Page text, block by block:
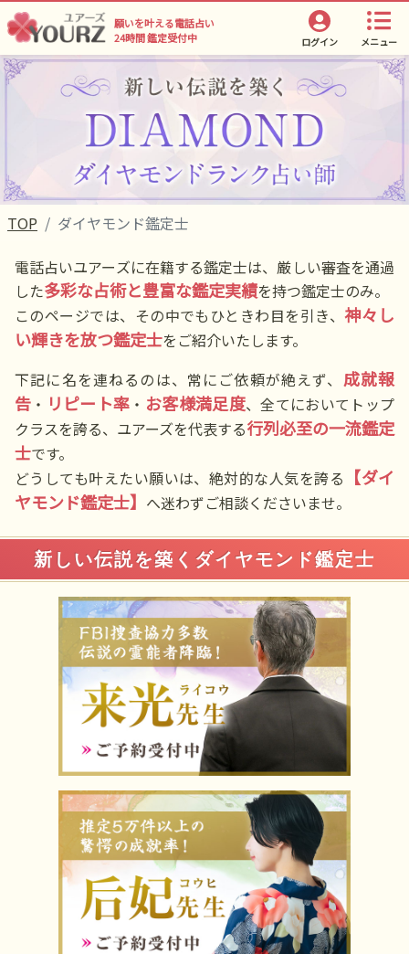
メニュー
願いを叶える電話占い
24時間 鑑定受付中
ログイン
TOP
ダイヤモンド鑑定士
電話占いユアーズに在籍する鑑定士は、厳しい審査を通過
した多彩な占術と豊富な鑑定実績を持つ鑑定士のみ。
このページでは、その中でもひときわ目を引き、神々し
い輝きを放つ鑑定士をご紹介いたします。
下記に名を連ねるのは、常にご依頼が絶えず、 成就報
告 ・ リピート率 ・ お客様満足度、全てにおいてトップ
クラスを誇る、ユアーズを代表する行列必至の一流鑑定
士です。
どうしても叶えたい願いは、絶対的な人気を誇る 【ダイ
ヤモンド鑑定士】 へ迷わずご相談くださいませ。
新しい伝説を築くダイヤモンド鑑定士